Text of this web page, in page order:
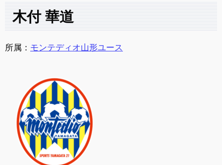
木付 華道
所属： モンテディオ山形ユース